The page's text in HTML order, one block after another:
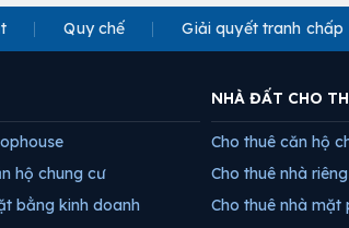
Quy chế Giải quyết tranh chấp
hộ chung cư
bằng kinh doanh
NHÀ ĐẤT CHO
Cho thuê căn hộ
Cho thuê nhà riêng
Cho thuê nhà mặt